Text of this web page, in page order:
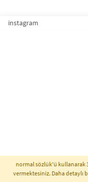
instagram
normal sözlük'ü kullanarak
vermektesiniz. Daha detaylı